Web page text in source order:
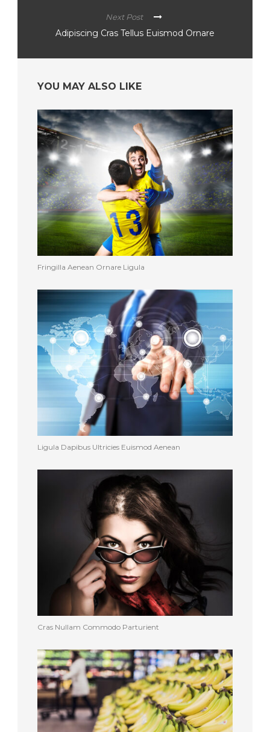
Next Post
Adipiscing Cras Tellus Euismod Ornare
YOU MAY ALSO LIKE
Fringilla Aenean Ornare Ligula
Ligula Dapibus Ultricies Euismod Aenean
Cras Nullam Commodo Parturient